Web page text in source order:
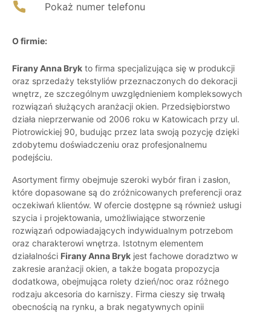
Pokaż numer telefonu
O firmie:
Firany Anna Bryk to firma specjalizująca się w produkcji
oraz sprzedaży tekstyliów przeznaczonych do dekoracji
wnętrz, ze szczególnym uwzględnieniem kompleksowych
rozwiązań służących aranżacji okien. Przedsiębiorstwo
działa nieprzerwanie od 2006 roku w Katowicach przy ul.
Piotrowickiej 90, budując przez lata swoją pozycję dzięki
zdobytemu doświadczeniu oraz profesjonalnemu
podejściu.
Asortyment firmy obejmuje szeroki wybór firan i zasłon,
które dopasowane są do zróżnicowanych preferencji oraz
oczekiwań klientów. W ofercie dostępne są również usługi
szycia i projektowania, umożliwiające stworzenie
rozwiązań odpowiadających indywidualnym potrzebom
oraz charakterowi wnętrza. Istotnym elementem
działalności Firany Anna Bryk jest fachowe doradztwo w
zakresie aranżacji okien, a także bogata propozycja
dodatkowa, obejmująca rolety dzień/noc oraz różnego
rodzaju akcesoria do karniszy. Firma cieszy się trwałą
obecnością na rynku, a brak negatywnych opinii